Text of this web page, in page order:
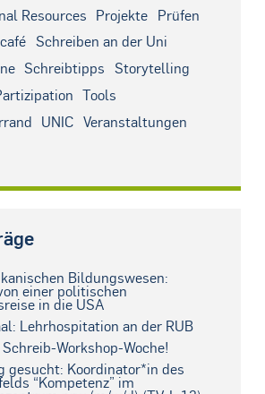
Resources Projekte Prüfen
Schreiben an der Uni
Schreibtipps Storytelling
Tools
UNIC Veranstaltungen
Bildungswesen:
einer politischen
in die USA
Lehrhospitation an der RUB
Workshop-Woche!
gesucht: Koordinator*in des
“Kompetenz” im